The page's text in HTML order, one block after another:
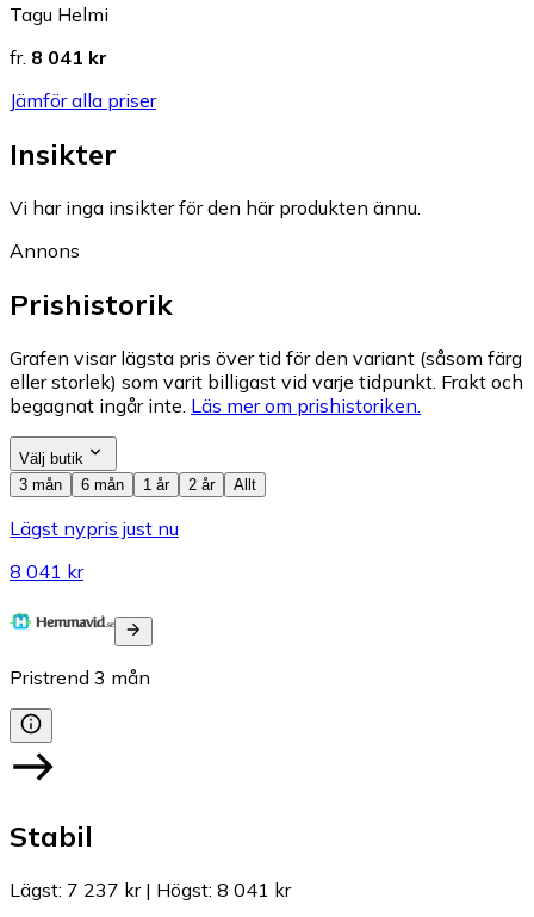
Tagu Helmi
fr. 8 041 kr
Jämför alla priser
Insikter
Vi har inga insikter för den här produkten ännu.
Annons
Prishistorik
Grafen visar lägsta pris över tid för den variant (såsom färg
eller storlek) som varit billigast vid varje tidpunkt. Frakt och
begagnat ingår inte. Läs mer om prishistoriken.
Välj butik
3 mån
6 mån 1 år 2 år Allt
Lägst nypris just nu
8 041 kr
Pristrend 3 mån
Stabil
Lägst: 7 237 kr| Högst: 8 041 kr